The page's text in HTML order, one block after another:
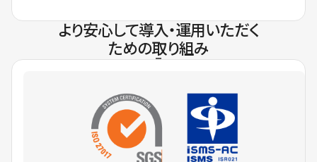
より安心して導入・運用いただく
ための取り組み